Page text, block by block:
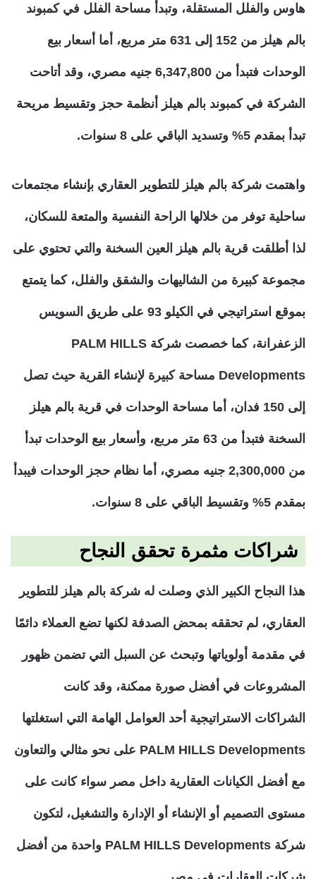
هاوس والفلل المستقلة، وتبدأ مساحة الفلل في كمبوند
بالم هيلز من 152 إلى 631 متر مربع، أما أسعار بيع
الوحدات فتبدأ من 6,347,800 جنيه مصري، وقد أتاحت
الشركة في كمبوند بالم هيلز أنظمة حجز وتقسيط مريحة
تبدأ بمقدم 5% وتسديد الباقي على 8 سنوات.
واهتمت شركة بالم هيلز للتطوير العقاري بإنشاء مجتمعات
ساحلية توفر من خلالها الراحة النفسية والمتعة للسكان،
لذا أطلقت قرية بالم هيلز العين السخنة والتي تحتوي على
مجموعة كبيرة من الشاليهات والشقق والفلل، كما يتمتع
بموقع استراتيجي في الكيلو 93 على طريق السويس
الزعفرانة، كما خصصت شركة PALM HILLS
Developments مساحة كبيرة لإنشاء القرية حيث تصل
إلى 150 فدان، أما مساحة الوحدات في قرية بالم هيلز
السخنة فتبدأ من 63 متر مربع، وأسعار بيع الوحدات تبدأ
من 2,300,000 جنيه مصري، أما نظام حجز الوحدات فيبدأ
بمقدم 5% وتقسيط الباقي على 8 سنوات.
شراكات مثمرة تحقق النجاح
هذا النجاح الكبير الذي وصلت له شركة بالم هيلز للتطوير
العقاري، لم تحققه بمحض الصدفة لكنها تضع العملاء دائمًا
في مقدمة أولوياتها وتبحث عن السبل التي تضمن ظهور
المشروعات في أفضل صورة ممكنة، وقد كانت
الشراكات الاستراتيجية أحد العوامل الهامة التي استغلتها
PALM HILLS Developments على نحو مثالي والتعاون
مع أفضل الكيانات العقارية داخل مصر سواء كانت على
مستوى التصميم أو الإنشاء أو الإدارة والتشغيل، لتكون
شركة PALM HILLS Developments واحدة من أفضل